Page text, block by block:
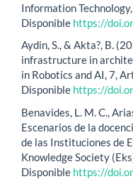
Information
Disponible https://
Aydin, S., & Akta?, B.
infrastructure in
in Robotics and AI, 7,
Disponible https://
Benavides, L. M. C.,
Escenarios de la
de las Instituciones de
Knowledge Society
Disponible https://